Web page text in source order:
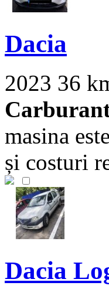
Dacia
2023 36
masina
și costuri
Dacia